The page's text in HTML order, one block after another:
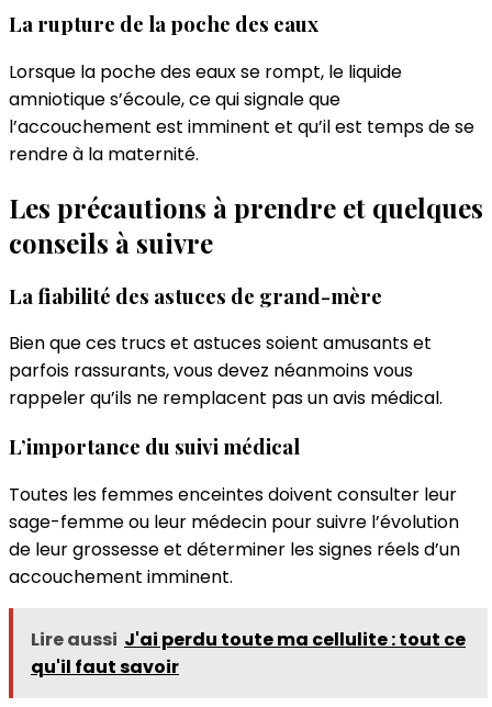
La rupture de la poche des eaux
Lorsque la poche des eaux se rompt, le liquide
amniotique s’écoule, ce qui signale que
l’accouchement est imminent et qu’il est temps de se
rendre à la maternité.
Les précautions à prendre et quelques
conseils à suivre
La fiabilité des astuces de grand-mère
Bien que ces trucs et astuces soient amusants et
parfois rassurants, vous devez néanmoins vous
rappeler qu’ils ne remplacent pas un avis médical.
L’importance du suivi médical
Toutes les femmes enceintes doivent consulter leur
sage-femme ou leur médecin pour suivre l’évolution
de leur grossesse et déterminer les signes réels d’un
accouchement imminent.
Lire aussi J'ai perdu toute ma cellulite : tout ce
qu'il faut savoir